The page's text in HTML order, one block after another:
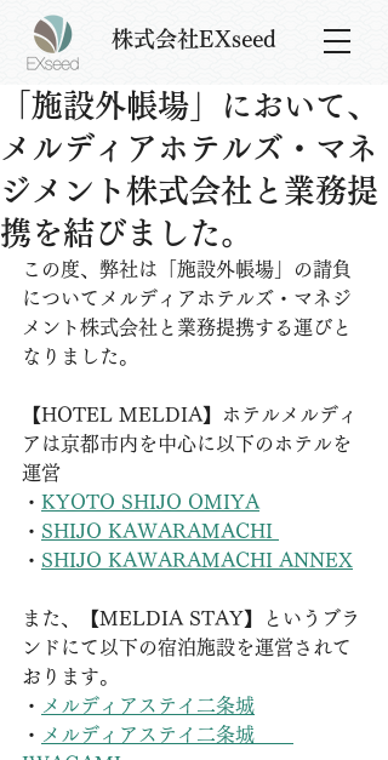
株式会社EXseed
「施設外帳場」において、
メルディアホテルズ・マネ
ジメント株式会社と業務提
携を結びました。
この度、弊社は「施設外帳場」の請負
についてメルディアホテルズ・マネジ
メント株式会社と業務提携する運びと
なりました。
【HOTEL MELDIA】ホテルメルディ
アは京都市内を中心に以下のホテルを
運営
・ KYOTO SHIJO OMIYA
・ SHIJO KAWARAMACHI
・ SHIJO KAWARAMACHI ANNEX
また、【MELDIA STAY】というブラ
ンドにて以下の宿泊施設を運営されて
おります。
・
メルディアステイ二条城
・
メルディアステイ二条城